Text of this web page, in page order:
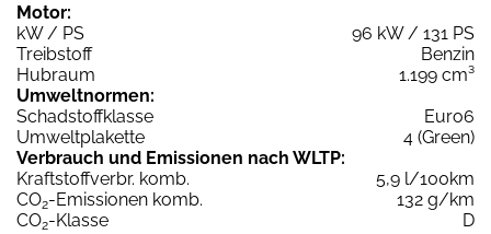
Motor:
kW / PS
96 kW / 131 PS
Treibstoff
Benzin
Hubraum
1.199 cm³
Umweltnormen:
Schadstoffklasse
Euro6
Umweltplakette
4 (Green)
Verbrauch und Emissionen nach WLTP:
Kraftstoffverbr. komb.
5,9 l/100km
CO2-Emissionen komb.
132 g/km
CO2-Klasse
D